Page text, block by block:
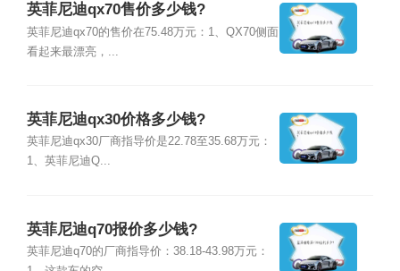
英菲尼迪qx70售价多少钱?
英菲尼迪qx70的售价在75.48万元：1、QX70侧面
看起来最漂亮，...
英菲尼迪qx30价格多少钱?
英菲尼迪qx30厂商指导价是22.78至35.68万元：
1、英菲尼迪Q...
英菲尼迪q70报价多少钱?
英菲尼迪q70的厂商指导价：38.18-43.98万元：